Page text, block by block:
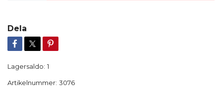
Dela
Lagersaldo: 1
Artikelnummer: 3076